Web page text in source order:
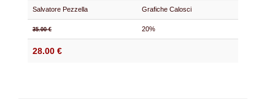
Salvatore Pezzella Grafiche Calosci
35.00 € 20%
28.00 €